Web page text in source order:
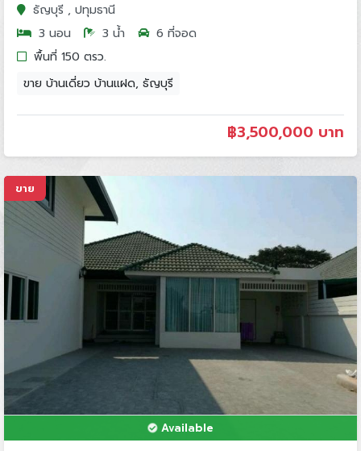
ธัญบุรี , ปทุมธานี
3 นอน
3 น้ำ
6 ที่จอด
พื้นที่ 150 ตรว.
ขาย บ้านเดี่ยว บ้านแฝด, ธัญบุรี
฿3,500,000 บาท
ขาย
Available